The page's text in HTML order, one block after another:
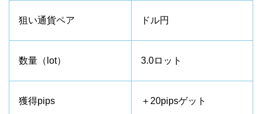
狙い通貨ペア ドル円
数量（lot） 3.0ロット
獲得pips ＋20pipsゲット